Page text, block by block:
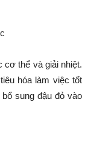
cơ thể và giải nhiệt.
hóa làm việc tốt
sung đậu đỏ vào